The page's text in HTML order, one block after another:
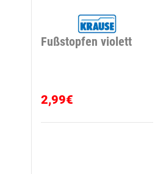
Fußstopfen violett
2,99€